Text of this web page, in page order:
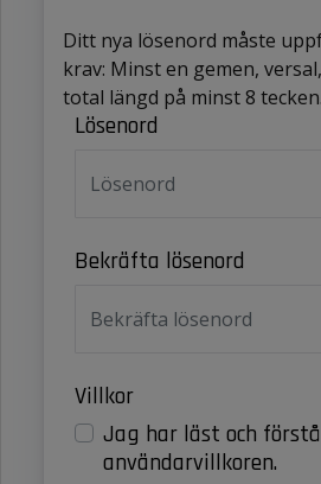
Ditt nya lösenord måste
krav: Minst en gemen,
total längd på minst 8 tecken.
Lösenord
Bekräfta lösenord
Villkor
Jag har läst och
användarvillkoren.